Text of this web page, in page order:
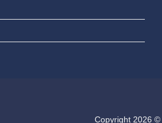
Copyright 2026 ©